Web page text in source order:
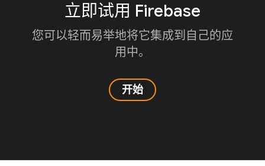
立即试用 Firebase
您可以轻而易举地将它集成到自己的应
用中。
开始